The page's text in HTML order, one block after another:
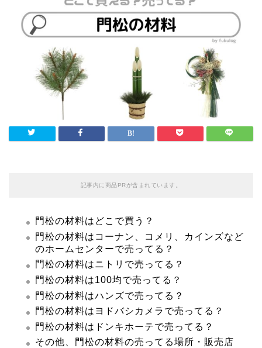
記事内に商品PRが含まれています。
門松の材料はどこで買う？
門松の材料はコーナン、コメリ、カインズなど
のホームセンターで売ってる？
門松の材料はニトリで売ってる？
門松の材料は100均で売ってる？
門松の材料はハンズで売ってる？
門松の材料はヨドバシカメラで売ってる？
門松の材料はドンキホーテで売ってる？
その他、門松の材料の売ってる場所・販売店